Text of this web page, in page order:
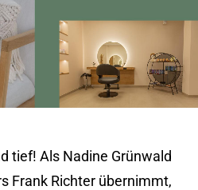
tief! Als Nadine Grünwald
Frank Richter übernimmt,